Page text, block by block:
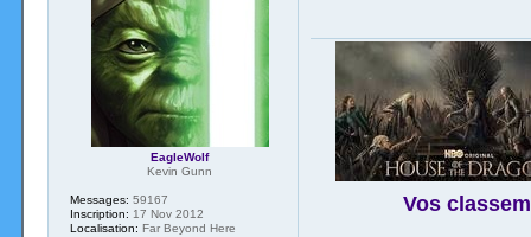
Vos
EagleWolf
Kevin Gunn
Messages: 59167
Inscription: 17 Nov 2012
Localisation: Far Beyond Here